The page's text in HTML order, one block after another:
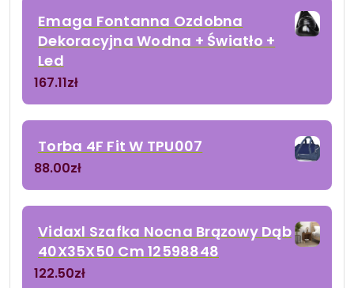
Emaga Fontanna Ozdobna
Dekoracyjna Wodna + Światło +
Led
167.11zł
Torba 4F Fit W TPU007
88.00zł
Vidaxl Szafka Nocna Brązowy Dąb
40X35X50 Cm 12598848
122.50zł